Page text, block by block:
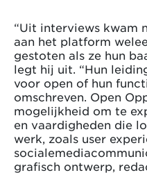
“Uit interviews kwam
aan het platform
gestoten als ze hun
legt hij uit. “Hun
voor open of hun
omschreven. Open
mogelijkheid om te
en vaardigheden die
werk, zoals user
grafisch ontwerp,